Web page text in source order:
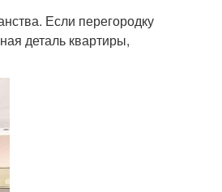
Если перегородку
деталь квартиры,